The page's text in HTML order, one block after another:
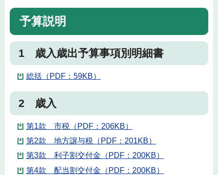
予算説明
1 歳入歳出予算事項別明細書
総括（PDF：59KB）
2 歳入
第1款 市税（PDF：206KB）
第2款 地方譲与税（PDF：201KB）
第3款 利子割交付金（PDF：200KB）
第4款 配当割交付金（PDF：200KB）